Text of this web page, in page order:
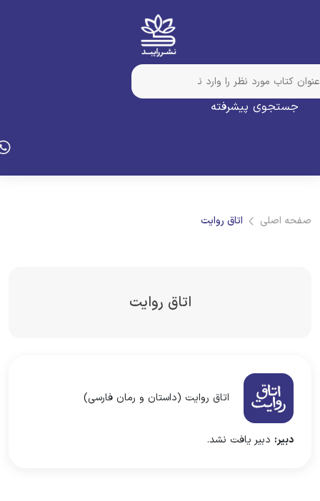
جستجوی پیشرفته
اصلی اتاق روایت
اتاق روایت
اتاق روایت (داستان و رمان فارسی)
دبیر:دبیر یافت نشد.